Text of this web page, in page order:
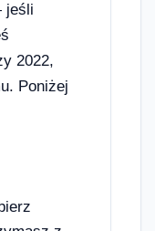
jeśli
2022,
Poniżej